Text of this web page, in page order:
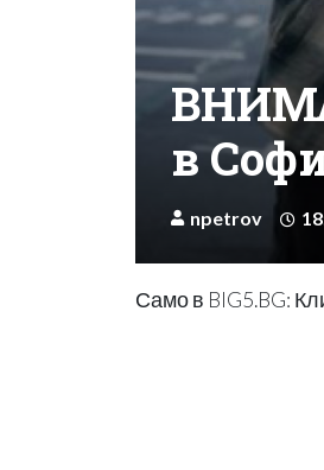
в
npetrov
Само в BIG5.BG: